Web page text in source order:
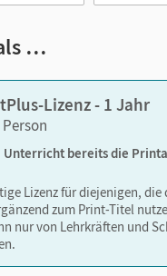
hinzufügen
Funktionen
der Ausgaben
Bedürfnisse Ihrer
E-Book:
…
Lizenz - 1 Jahr
Person
Unterricht bereits die
Lizenz für diejenigen, die
zum Print-Titel
nur von Lehrkräften und